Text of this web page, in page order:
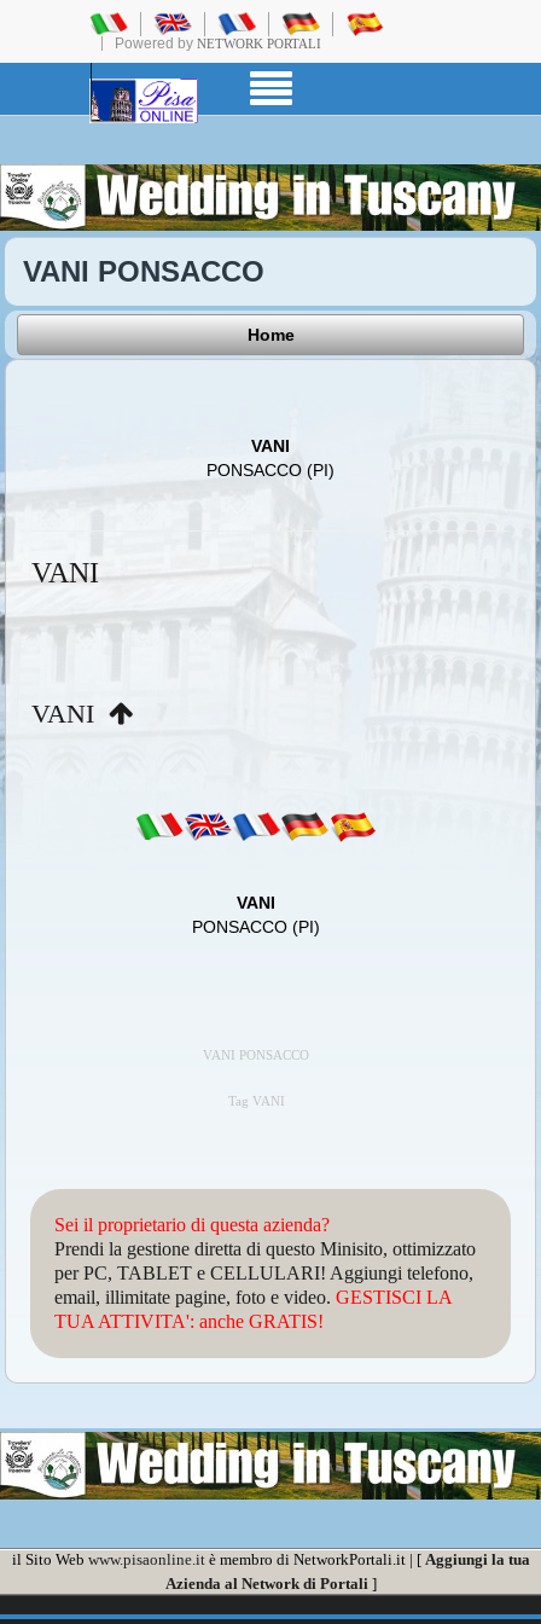
Powered by NETWORK PORTALI
VANI PONSACCO
Home
VANI
PONSACCO (PI)
VANI
VANI
VANI
PONSACCO (PI)
VANI PONSACCO
Tag VANI
Sei il proprietario di questa azienda?
Prendi la gestione diretta di questo Minisito, ottimizzato
per PC, TABLET e CELLULARI! Aggiungi telefono,
email, illimitate pagine, foto e video.GESTISCI LA
TUA ATTIVITA': anche GRATIS!
il Sito Web www.pisaonline.itè membro di NetworkPortali.it | [ Aggiungi la tua
Azienda al Network di Portali ]